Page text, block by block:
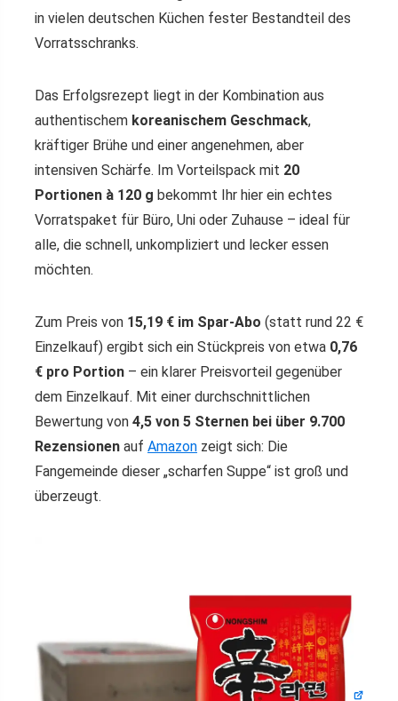
in vielen deutschen Küchen fester Bestandteil des
Vorratsschranks.
Das Erfolgsrezept liegt in der Kombination aus
authentischem koreanischem Geschmack,
kräftiger Brühe und einer angenehmen, aber
intensiven Schärfe. Im Vorteilspack mit 20
Portionen à 120 g bekommt Ihr hier ein echtes
Vorratspaket für Büro, Uni oder Zuhause – ideal für
alle, die schnell, unkompliziert und lecker essen
möchten.
Zum Preis von 15,19 € im Spar-Abo (statt rund 22 €
Einzelkauf) ergibt sich ein Stückpreis von etwa 0,76
€ pro Portion – ein klarer Preisvorteil gegenüber
dem Einzelkauf. Mit einer durchschnittlichen
Bewertung von 4,5 von 5 Sternen bei über 9.700
Rezensionen auf Amazon zeigt sich: Die
Fangemeinde dieser „scharfen Suppe“ ist groß und
überzeugt.